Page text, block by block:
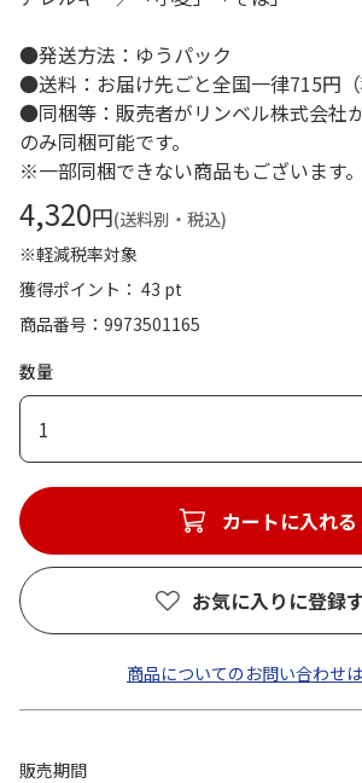
●発送方法：ゆうパック
●送料：お届け先ごと全国一律715円（
●同梱等：販売者がリンベル株式会社
のみ同梱可能です。
※一部同梱できない商品もございます。
4,320円(送料別・税込)
※軽減税率対象
獲得ポイント： 43 pt
商品番号
9973501165
数量
1
カートに入れる
お気に入りに登録
商品についてのお問い合わせ
販売期間